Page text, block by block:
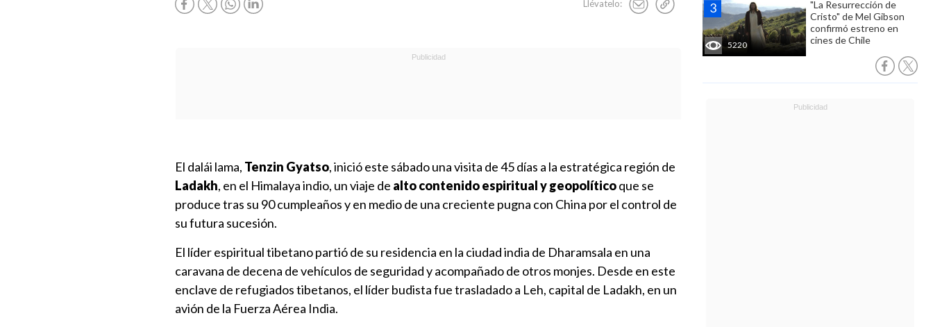
Llévatelo:
5220
"La Resurrección de
Cristo" de Mel Gibson
confirmó estreno en
cines de Chile
El dalái lama, Tenzin Gyatso, inició este sábado una visita de 45 días a la estratégica región de
Ladakh, en el Himalaya indio, un viaje de alto contenido espiritual y geopolíticoque se
produce tras su 90 cumpleaños y en medio de una creciente pugna con China por el control de
su futura sucesión.
El líder espiritual tibetano partió de su residencia en la ciudad india de Dharamsala en una
caravana de decena de vehículos de seguridad y acompañado de otros monjes. Desde en este
enclave de refugiados tibetanos, el líder budista fue trasladado a Leh, capital de Ladakh, en un
avión de la Fuerza Aérea India.